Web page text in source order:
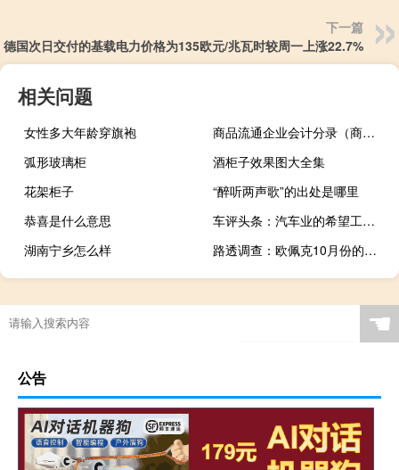
下一篇
德国次日交付的基载电力价格为135欧元/兆瓦时较周一上涨22.7%
相关问题
女性多大年龄穿旗袍
商品流通企业会计分录（商品流通企业会计科目说明）
弧形玻璃柜
酒柜子效果图大全集
花架柜子
“醉听两声歌”的出处是哪里
恭喜是什么意思
车评头条：汽车业的希望工程 试驾启辰晨风电动车
湖南宁乡怎么样
路透调查：欧佩克10月份的石油产量比9月份增加了18万桶/日达到2790万桶/日主要由尼日利亚、安哥拉、伊朗和伊拉克推动
☚
公告